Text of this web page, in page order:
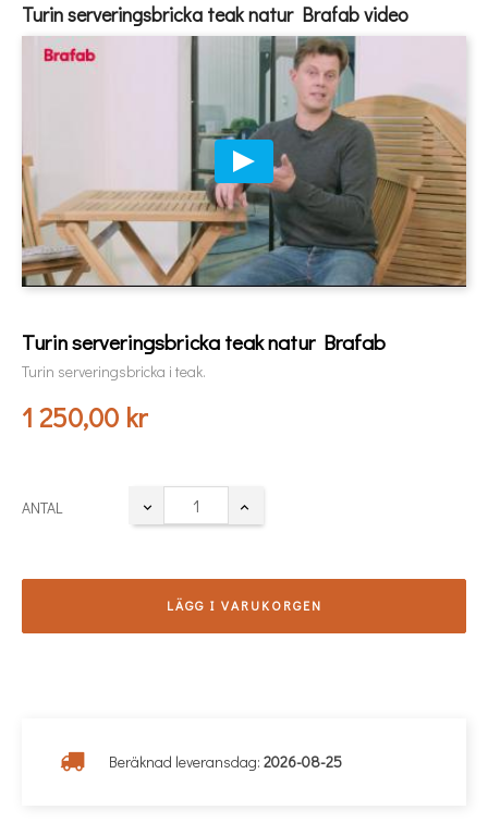
Turin serveringsbricka teak natur Brafab video
Turin serveringsbricka teak natur Brafab
Turin serveringsbricka i teak.
1 250,00 kr
ANTAL
LÄGG I VARUKORGEN
Beräknad leveransdag: 2026-08-25